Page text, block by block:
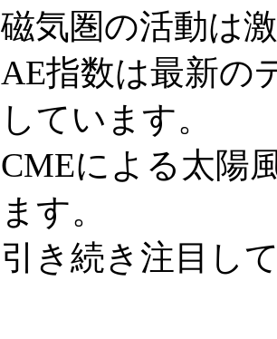
磁気圏の活動は
AE指数は最新の
しています。
CMEによる太陽
ます。
引き続き注目し